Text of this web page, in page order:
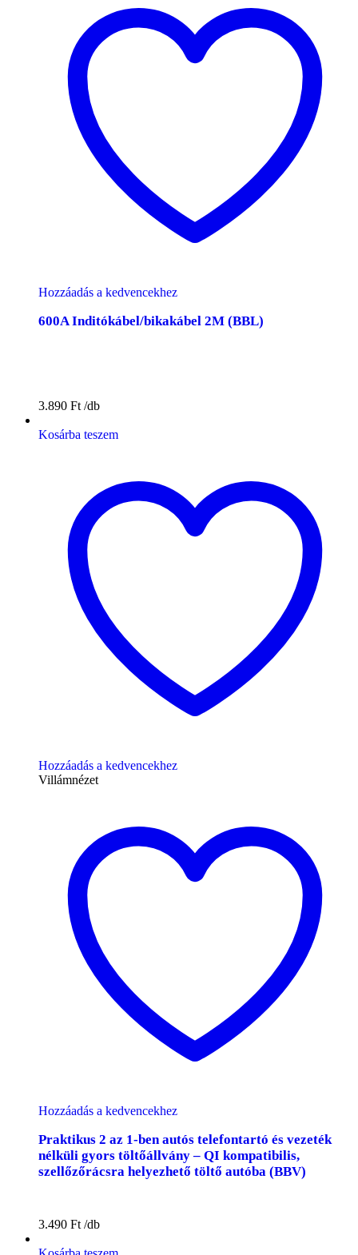
Hozzáadás a kedvencekhez
600A Inditókábel/bikakábel 2M (BBL)
3.890 Ft
Kosárba teszem
Hozzáadás a kedvencekhez
Villámnézet
Hozzáadás a kedvencekhez
Praktikus 2 az 1-ben autós telefontartó és vezeték
nélküli gyors töltőállvány – QI kompatibilis,
szellőzőrácsra helyezhető töltő autóba (BBV)
3.490 Ft